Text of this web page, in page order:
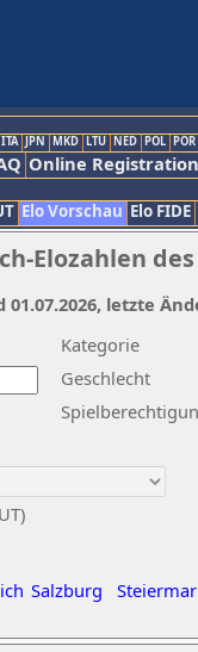
ITA JPN MKD LTU NED POL POR
Online Registration
Elo Vorschau Elo FIDE
Elozahlen des
Kategorie
Geschlecht
Salzburg
01.07.2026, letzte